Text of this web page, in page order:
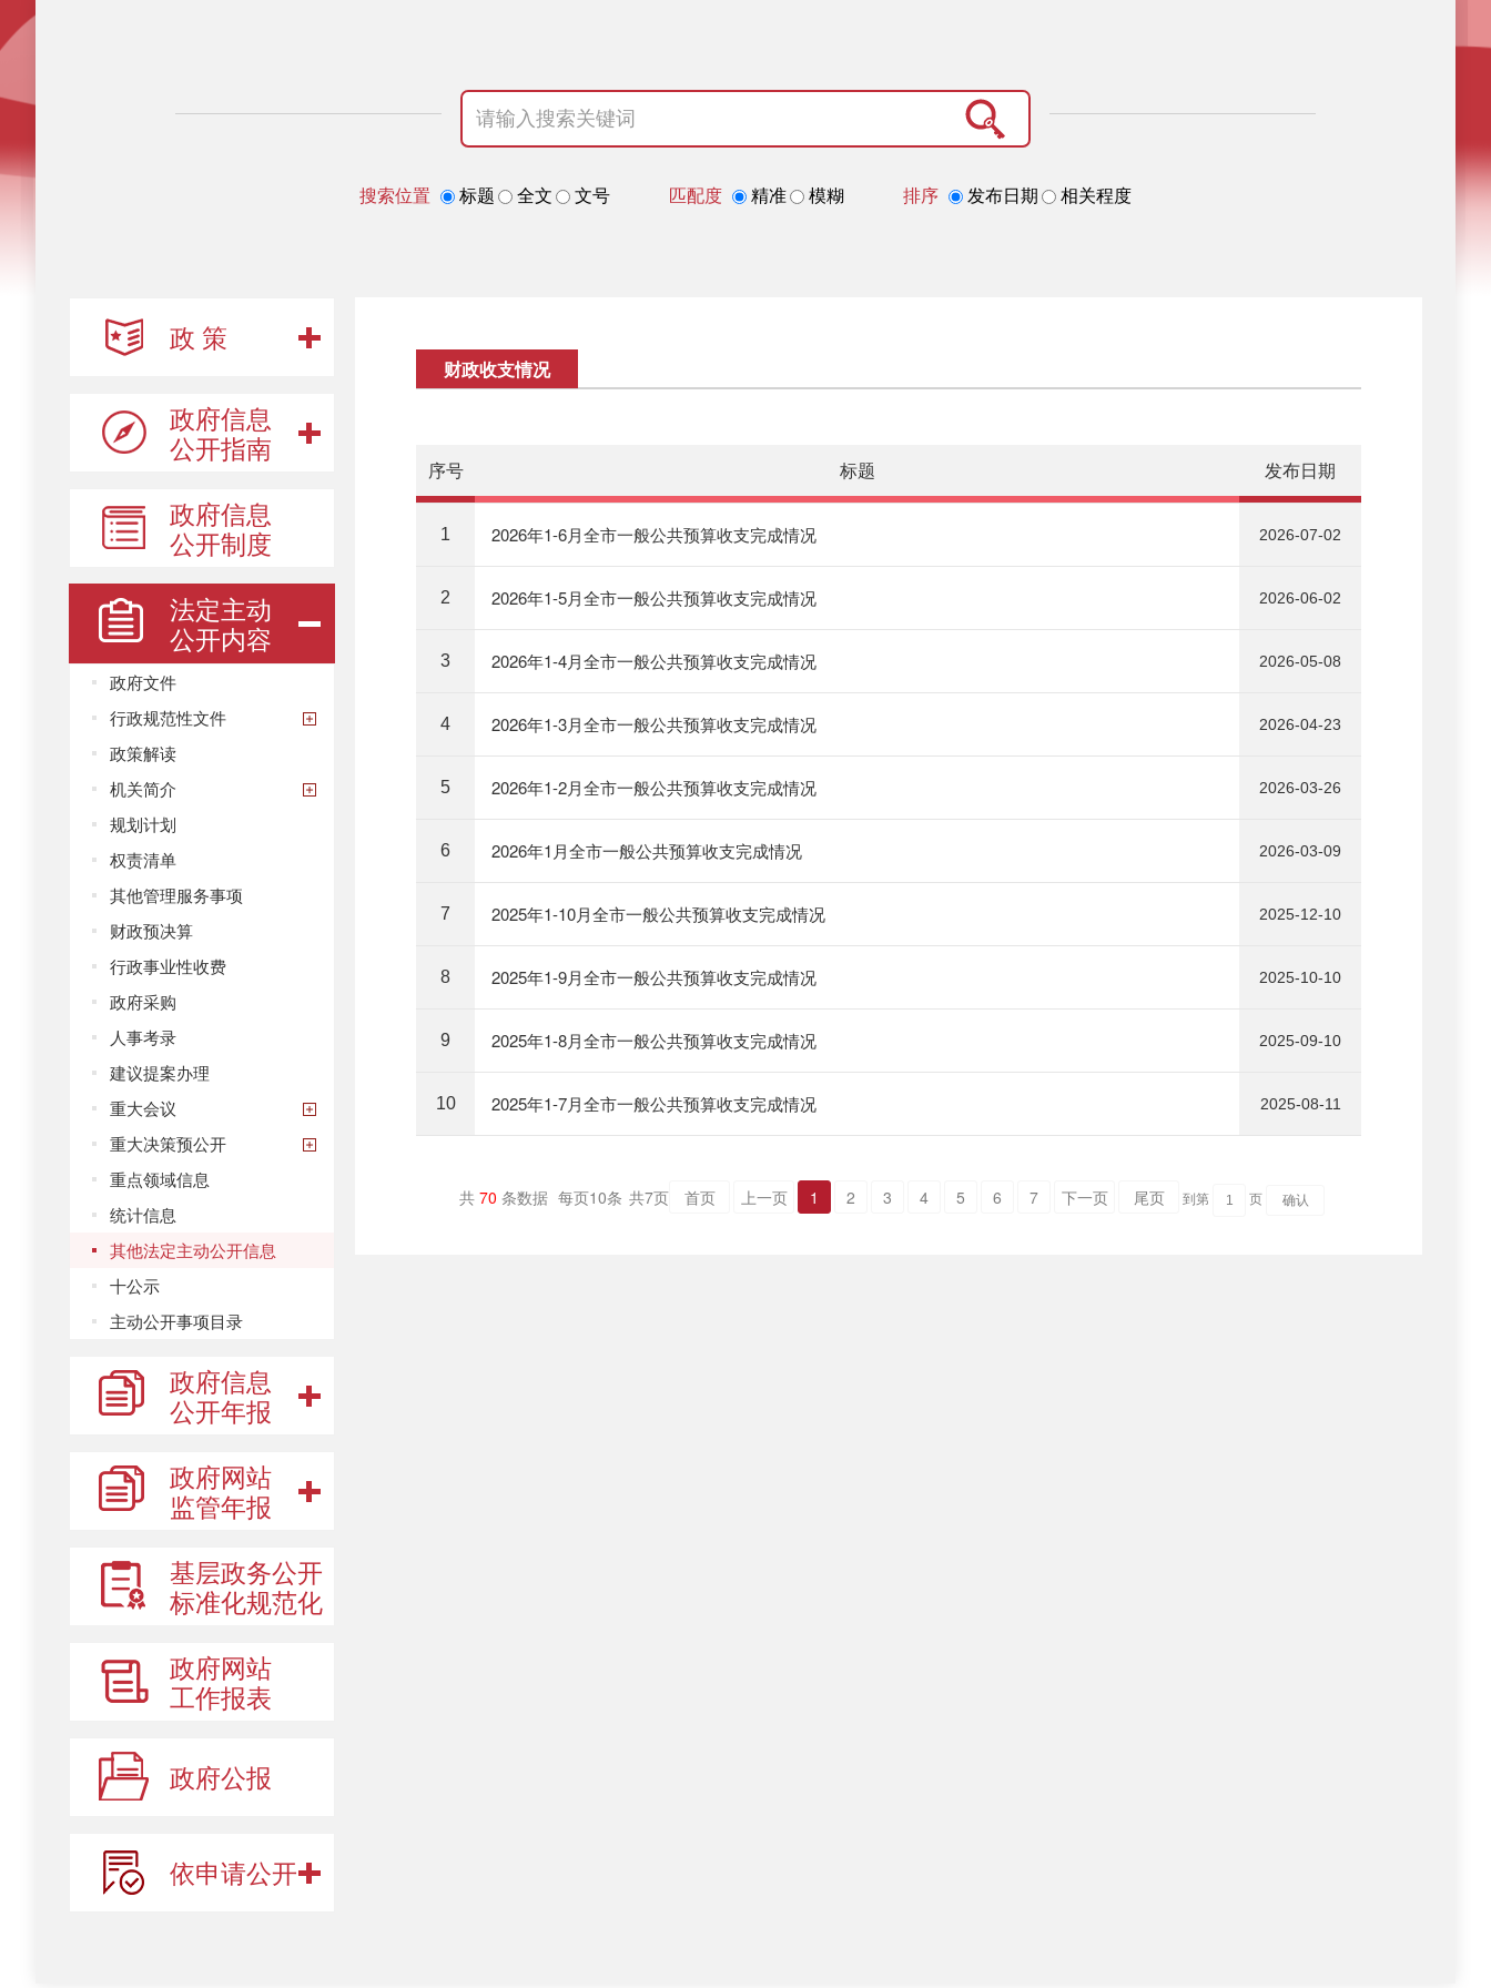
搜索位置 标题 全文 文号 匹配度 精准 模糊 排序 发布日期 相关程度
政 策
政府信息
公开指南
政府信息
公开制度
法定主动
公开内容
政府文件
行政规范性文件
政策解读
机关简介
规划计划
权责清单
其他管理服务事项
财政预决算
行政事业性收费
政府采购
人事考录
建议提案办理
重大会议
重大决策预公开
重点领域信息
统计信息
其他法定主动公开信息
十公示
主动公开事项目录
政府信息
公开年报
政府网站
监管年报
基层政务公开
标准化规范化
政府网站
工作报表
政府公报
依申请公开
财政收支情况
序号 标题 发布日期
1 2026年1-6月全市一般公共预算收支完成情况 2026-07-02
2 2026年1-5月全市一般公共预算收支完成情况 2026-06-02
3 2026年1-4月全市一般公共预算收支完成情况 2026-05-08
4 2026年1-3月全市一般公共预算收支完成情况 2026-04-23
5 2026年1-2月全市一般公共预算收支完成情况 2026-03-26
6 2026年1月全市一般公共预算收支完成情况 2026-03-09
7 2025年1-10月全市一般公共预算收支完成情况 2025-12-10
8 2025年1-9月全市一般公共预算收支完成情况 2025-10-10
9 2025年1-8月全市一般公共预算收支完成情况 2025-09-10
10 2025年1-7月全市一般公共预算收支完成情况 2025-08-11
共 70 条数据 每页10条 共7页 首页 上一页 1 2 3 4 5 6 7 下一页 尾页 到第 页